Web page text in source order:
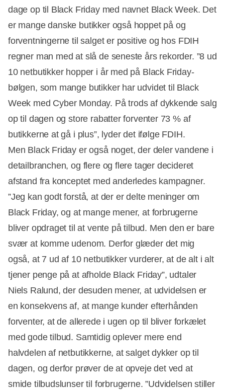
dage op til Black Friday med navnet Black Week. Det
er mange danske butikker også hoppet på og
forventningerne til salget er positive og hos FDIH
regner man med at slå de seneste års rekorder. ”8 ud
10 netbutikker hopper i år med på Black Friday-
bølgen, som mange butikker har udvidet til Black
Week med Cyber Monday. På trods af dykkende salg
op til dagen og store rabatter forventer 73 % af
butikkerne at gå i plus”, lyder det ifølge FDIH.
Men Black Friday er også noget, der deler vandene i
detailbranchen, og flere og flere tager decideret
afstand fra konceptet med anderledes kampagner.
”Jeg kan godt forstå, at der er delte meninger om
Black Friday, og at mange mener, at forbrugerne
bliver opdraget til at vente på tilbud. Men den er bare
svær at komme udenom. Derfor glæder det mig
også, at 7 ud af 10 netbutikker vurderer, at de alt i alt
tjener penge på at afholde Black Friday”, udtaler
Niels Ralund, der desuden mener, at udvidelsen er
en konsekvens af, at mange kunder efterhånden
forventer, at de allerede i ugen op til bliver forkælet
med gode tilbud. Samtidig oplever mere end
halvdelen af netbutikkerne, at salget dykker op til
dagen, og derfor prøver de at opveje det ved at
smide tilbudslunser til forbrugerne. ”Udvidelsen stiller